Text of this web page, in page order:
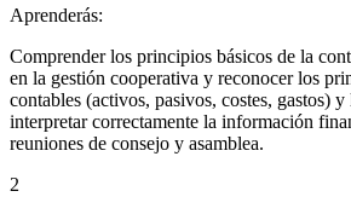
Aprenderás:
Comprender los principios básicos de la
en la gestión cooperativa y reconocer los
contables (activos, pasivos, costes, gastos)
interpretar correctamente la información
reuniones de consejo y asamblea.
2